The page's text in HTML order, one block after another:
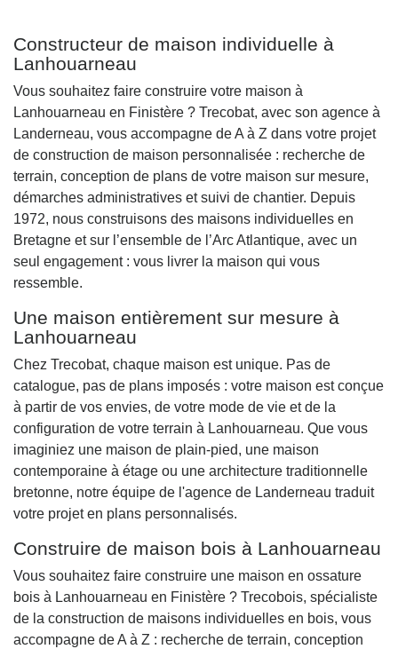
Constructeur de maison individuelle à
Lanhouarneau
Vous souhaitez faire construire votre maison à
Lanhouarneau en Finistère ? Trecobat, avec son agence à
Landerneau, vous accompagne de A à Z dans votre projet
de construction de maison personnalisée : recherche de
terrain, conception de plans de votre maison sur mesure,
démarches administratives et suivi de chantier. Depuis
1972, nous construisons des maisons individuelles en
Bretagne et sur l’ensemble de l’Arc Atlantique, avec un
seul engagement : vous livrer la maison qui vous
ressemble.
Une maison entièrement sur mesure à
Lanhouarneau
Chez Trecobat, chaque maison est unique. Pas de
catalogue, pas de plans imposés : votre maison est conçue
à partir de vos envies, de votre mode de vie et de la
configuration de votre terrain à Lanhouarneau. Que vous
imaginiez une maison de plain-pied, une maison
contemporaine à étage ou une architecture traditionnelle
bretonne, notre équipe de l'agence de Landerneau traduit
votre projet en plans personnalisés.
Construire de maison bois à Lanhouarneau
Vous souhaitez faire construire une maison en ossature
bois à Lanhouarneau en Finistère ? Trecobois, spécialiste
de la construction de maisons individuelles en bois, vous
accompagne de A à Z : recherche de terrain, conception